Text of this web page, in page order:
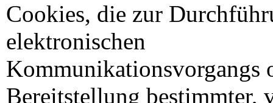
Cookies, die zur
elektronischen
Kommunikationsvorgangs
Bereitstellung bestimmter,